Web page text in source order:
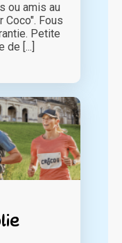
ou amis au
Coco". Fous
Petite
[...]